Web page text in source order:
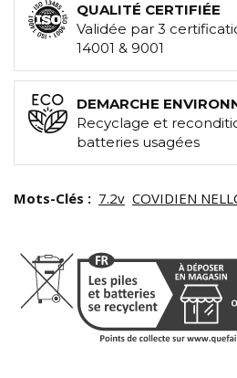
QUALITÉ CERTIFIÉE
Validée par 3
14001 & 9001
DEMARCHE
Recyclage et
batteries usagées
Mots-Clés : 7.2v COVIDIEN